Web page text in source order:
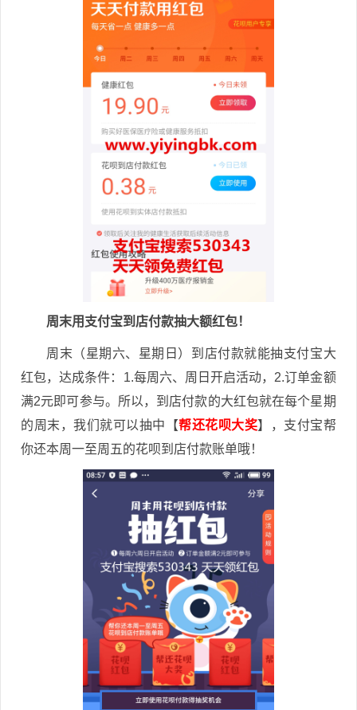
周末用支付宝到店付款抽大额红包！
周末（星期六、星期日）到店付款就能抽支付宝大
红包，达成条件：1.每周六、周日开启活动，2.订单金额
满2元即可参与。所以，到店付款的大红包就在每个星期
的周末，我们就可以抽中【帮还花呗大奖】，支付宝帮
你还本周一至周五的花呗到店付款账单哦！